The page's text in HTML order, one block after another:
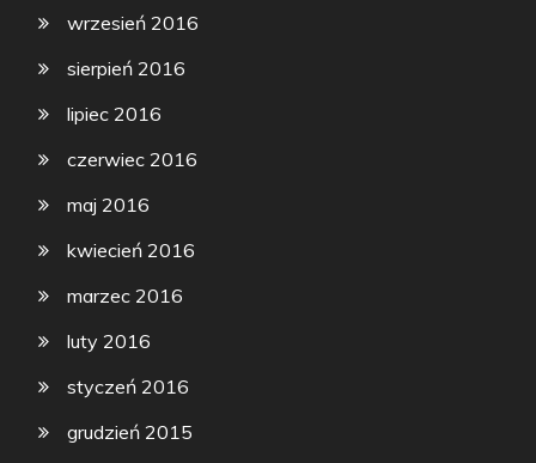
wrzesień 2016
sierpień 2016
lipiec 2016
czerwiec 2016
maj 2016
kwiecień 2016
marzec 2016
luty 2016
styczeń 2016
grudzień 2015